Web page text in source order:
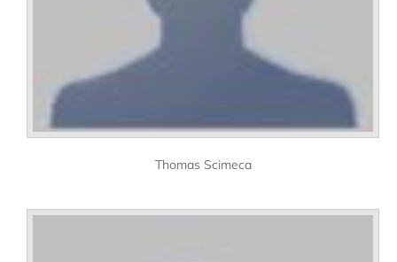
Thomas Scimeca